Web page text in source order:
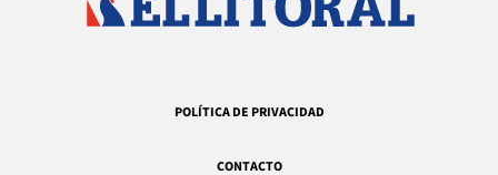
POLÍTICA DE PRIVACIDAD
CONTACTO